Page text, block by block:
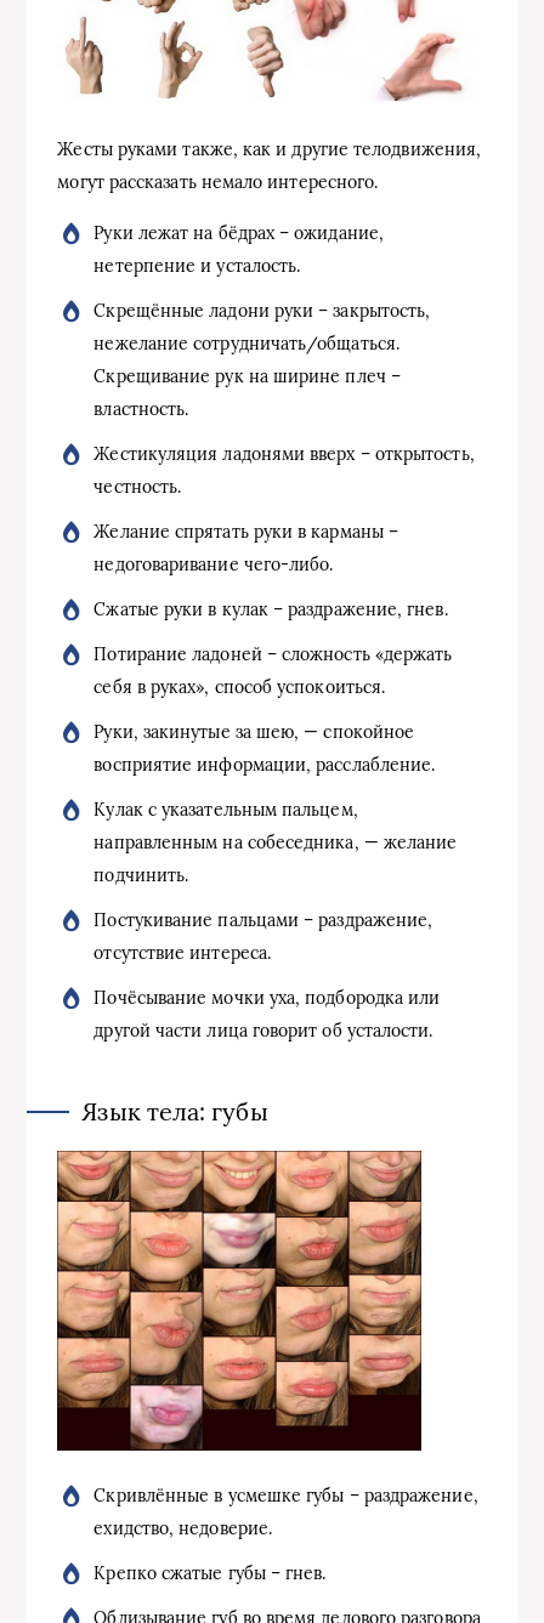
Жесты руками также, как и другие телодвижения,
могут рассказать немало интересного.
Руки лежат на бёдрах – ожидание,
нетерпение и усталость.
Скрещённые ладони руки – закрытость,
нежелание сотрудничать/общаться.
Скрещивание рук на ширине плеч –
властность.
Жестикуляция ладонями вверх – открытость,
честность.
Желание спрятать руки в карманы –
недоговаривание чего-либо.
Сжатые руки в кулак – раздражение, гнев.
Потирание ладоней – сложность «держать
себя в руках», способ успокоиться.
Руки, закинутые за шею, — спокойное
восприятие информации, расслабление.
Кулак с указательным пальцем,
направленным на собеседника, — желание
подчинить.
Постукивание пальцами – раздражение,
отсутствие интереса.
Почёсывание мочки уха, подбородка или
другой части лица говорит об усталости.
Язык тела: губы
Скривлённые в усмешке губы – раздражение,
ехидство, недоверие.
Крепко сжатые губы – гнев.
Облизывание губ во время делового разговора